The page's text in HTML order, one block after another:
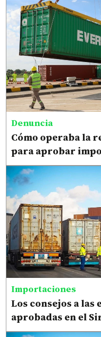
Denuncia
Cómo operaba la
para aprobar
Importaciones
Los consejos a las
aprobadas en el